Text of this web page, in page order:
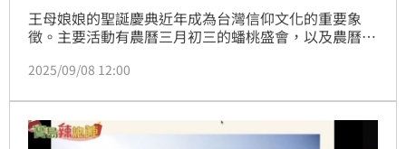
王母娘娘的聖誕慶典近年成為台灣信仰文化的重要象
徵。主要活動有農曆三月初三的蟠桃盛會，以及農曆七
廟皆準備盛大慶典。
2025/09/08 12:00